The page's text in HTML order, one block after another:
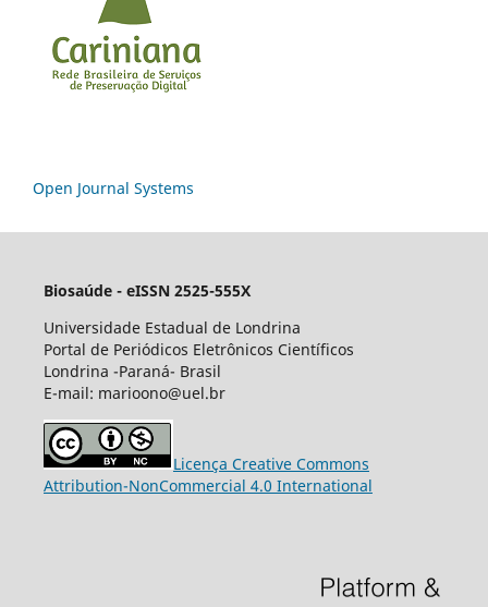
Open Journal Systems
Biosaúde - eISSN 2525-555X
Universidade Estadual de Londrina
Portal de Periódicos Eletrônicos Científicos
Londrina -Paraná- Brasil
E-mail: marioono@uel.br
Licença Creative Commons
Attribution-NonCommercial 4.0 International